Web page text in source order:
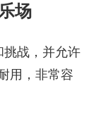
场
挑战，并允许
用，非常容